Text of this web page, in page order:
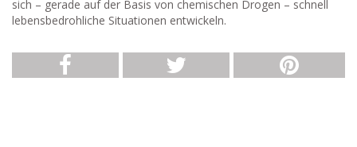
sich – gerade auf der Basis von chemischen Drogen – schnell
lebensbedrohliche Situationen entwickeln.